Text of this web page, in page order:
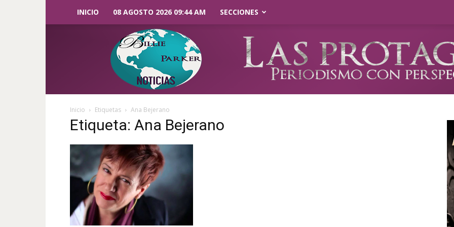
INICIO 08 AGOSTO 2026 09:44 AM SECCIONES
Parker
Noticias
Inicio Etiquetas Ana Bejerano
Etiqueta: Ana Bejerano